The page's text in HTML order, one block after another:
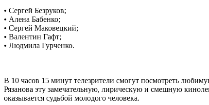
• Сергей Безруков;
• Алена Бабенко;
• Сергей Маковецкий;
• Валентин Гафт;
• Людмила Гурченко.
В 10 часов 15 минут телезрители смогут посмотреть
Рязанова эту замечательную, лирическую и смешную
оказывается судьбой молодого человека.